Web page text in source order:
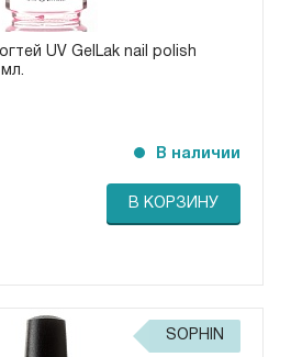
UV GelLak nail polish
В наличии
В КОРЗИНУ
SOPHIN